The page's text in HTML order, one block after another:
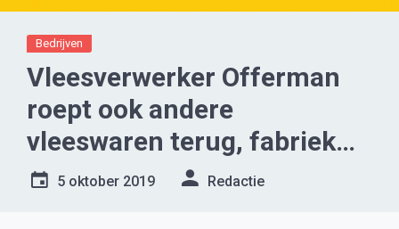
Bedrijven
Vleesverwerker Offerman
roept ook andere
vleeswaren terug, fabriek
tijdelijk gesloten
5 oktober 2019 Redactie